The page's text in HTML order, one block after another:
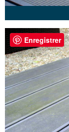
Enregistrer